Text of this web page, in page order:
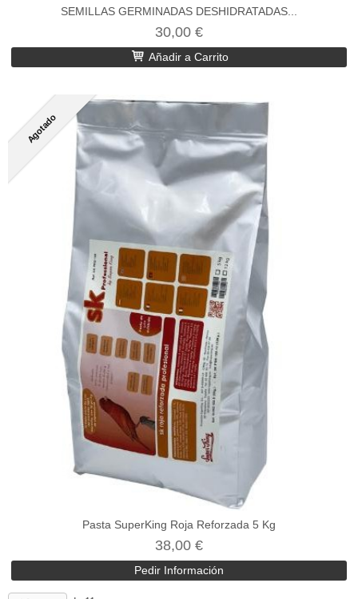
SEMILLAS GERMINADAS DESHIDRATADAS...
30,00 €
Añadir a Carrito
Agotado
Pasta SuperKing Roja Reforzada 5 Kg
38,00 €
Pedir Información